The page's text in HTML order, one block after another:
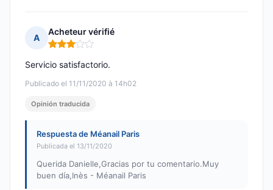
A
Acheteur vérifié
Nota: 3 de 5
Publicado el 11/11/2020 à 14h02
Servicio satisfactorio.
Opinión traducida
Respuesta de Méanail Paris
Publicada el 13/11/2020
Querida Danielle,Gracias por tu comentario.Muy
buen día,Inès - Méanail Paris